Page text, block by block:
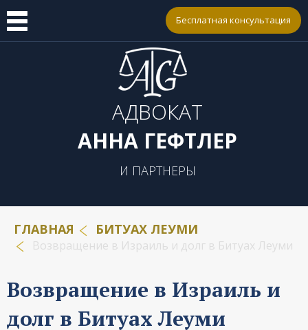
Бесплатная консультация
АДВОКАТ
АННА ГЕФТЛЕР
И ПАРТНЕРЫ
ГЛАВНАЯ БИТУАХ ЛЕУМИ
Возвращение в Израиль и долг в Битуах Леуми
Возвращение в Израиль и
долг в Битуах Леуми